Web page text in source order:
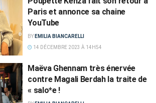
Paris et annonce sa chaine
YouTube
BY EMILIA BIANCARELLI
14 DÉCEMBRE 2023 À 14H54
Maëva Ghennam très énervée
contre Magali Berdah la traite de
« salo*e !